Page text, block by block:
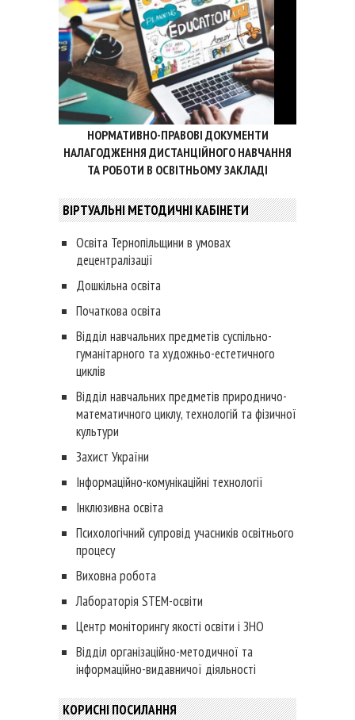
НОРМАТИВНО-ПРАВОВІ ДОКУМЕНТИ
НАЛАГОДЖЕННЯ ДИСТАНЦІЙНОГО НАВЧАННЯ
ТА РОБОТИ В ОСВІТНЬОМУ ЗАКЛАДІ
ВІРТУАЛЬНІ МЕТОДИЧНІ КАБІНЕТИ
Освіта Тернопільщини в умовах
децентралізації
Дошкільна освіта
Початкова освіта
Відділ навчальних предметів суспільно-
гуманітарного та художньо-естетичного
циклів
Відділ навчальних предметів природничо-
математичного циклу, технологій та фізичної
культури
Захист України
Інформаційно-комунікаційні технології
Інклюзивна освіта
Психологічний супровід учасників освітнього
процесу
Виховна робота
Лабораторія STEM-освіти
Центр моніторингу якості освіти і ЗНО
Відділ організаційно-методичної та
інформаційно-видавничої діяльності
КОРИСНІ ПОСИЛАННЯ